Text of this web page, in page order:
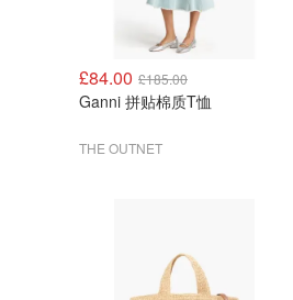
£84.00 £185.00
Ganni 拼贴棉质T恤
THE OUTNET